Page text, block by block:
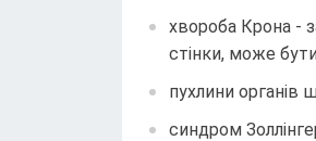
хвороба Крона -
стінки, може
пухлини органів
синдром